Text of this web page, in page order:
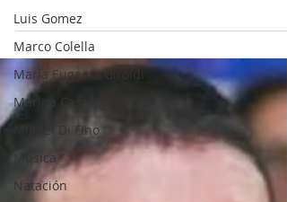
Luis Gomez
Marco Colella
María Eugenia Giroldi
Marina Casaretto
Miguel Di Fino
Música
Natación
movilizarse hasta a la ciudad de Zárate
para resolver...